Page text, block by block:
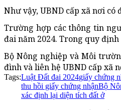
Như vậy, UBND cấp xã nơi
Trường hợp các thông tin
đai năm 2024. Trong quy
Bộ Nông nghiệp và Môi
đình và liên hệ UBND cấp xã
Tags:Luật Đất đai 2024giấy chứng
thu hồi giấy chứng nhậnBộ
xác định lại diện tích đất ở